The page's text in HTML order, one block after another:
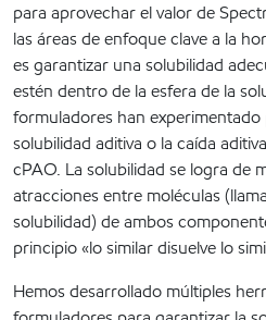
para aprovechar el valor de
las áreas de enfoque clave a la
es garantizar una solubilidad
estén dentro de la esfera de la
formuladores han experimentado
solubilidad aditiva o la caída
cPAO. La solubilidad se logra de
atracciones entre moléculas
solubilidad) de ambos
principio «lo similar disuelve lo
Hemos desarrollado múltiples